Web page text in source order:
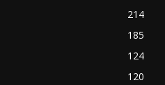
214
185
124
120